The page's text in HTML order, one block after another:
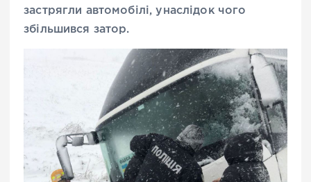
застрягли автомобілі, унаслідок чого
збільшився затор.